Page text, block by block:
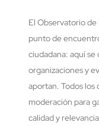
El Observatorio de
punto de
ciudadana: aquí
organizaciones y
aportan. Todos los
moderación para
calidad y